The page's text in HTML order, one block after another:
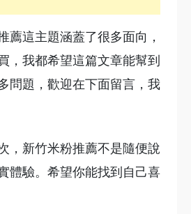
薦這主題涵蓋了很多面向，
，我都希望這篇文章能幫到
問題，歡迎在下面留言，我
，新竹米粉推薦不是隨便說
體驗。希望你能找到自己喜